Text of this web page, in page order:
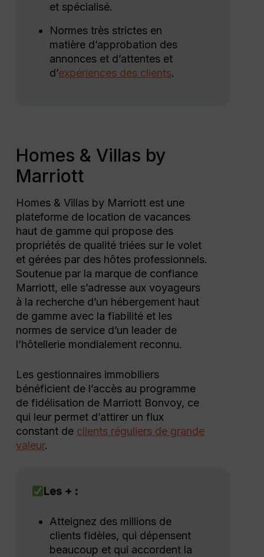
et spécialisé.
Normes très strictes en
matière d’approbation des
annonces et d’attentes et
d’expériences des clients.
Homes & Villas by
Marriott
Homes & Villas by Marriott est une
plateforme de location de vacances
haut de gamme qui propose des
propriétés de qualité triées sur le volet
et gérées par des hôtes professionnels.
Soutenue par la marque de confiance
Marriott, elle s’adresse aux voyageurs
à la recherche d’un hébergement haut
de gamme avec la fiabilité et les
normes de service d’un leader de
l’hôtellerie mondialement reconnu.
Les gestionnaires immobiliers
bénéficient de l’accès au programme
de fidélisation de Marriott Bonvoy, ce
qui leur permet d’attirer un flux
constant de clients réguliers de grande
valeur.
Les + :
Atteignez des millions de
clients fidèles, qui dépensent
beaucoup et qui accordent la